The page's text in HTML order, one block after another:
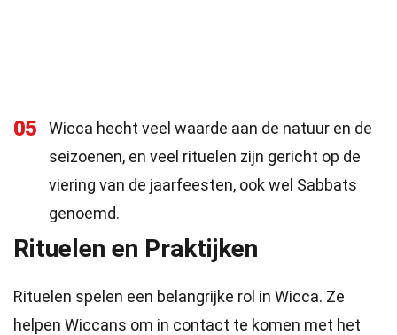
05
Wicca hecht veel waarde aan de natuur en de
seizoenen, en veel rituelen zijn gericht op de
viering van de jaarfeesten, ook wel Sabbats
genoemd.
Rituelen en Praktijken
Rituelen spelen een belangrijke rol in Wicca. Ze
helpen Wiccans om in contact te komen met het